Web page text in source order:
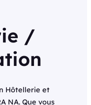
/
Hôtellerie et
NA. Que vous